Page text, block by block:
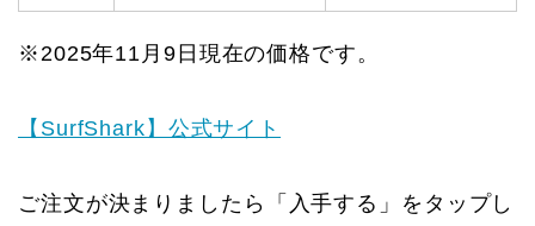
※2025年11月9日現在の価格です。
【SurfShark】公式サイト
ご注文が決まりましたら「入手する」をタップし